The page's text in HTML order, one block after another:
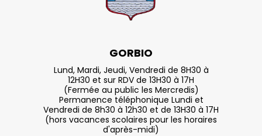
GORBIO
Lund, Mardi, Jeudi, Vendredi de 8H30 à
12H30 et sur RDV de 13H30 à 17H
(Fermée au public les Mercredis)
Permanence téléphonique Lundi et
Vendredi de 8h30 à 12h30 et de 13H30 à 17H
(hors vacances scolaires pour les horaires
d'après-midi)